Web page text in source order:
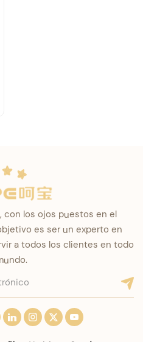
con los ojos puestos en el
es ser un experto en
a todos los clientes en todo